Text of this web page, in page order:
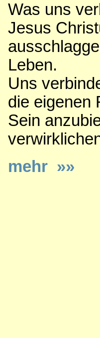
Was uns
Jesus
Leben.
Uns
die eigenen
Sein
mehr »»